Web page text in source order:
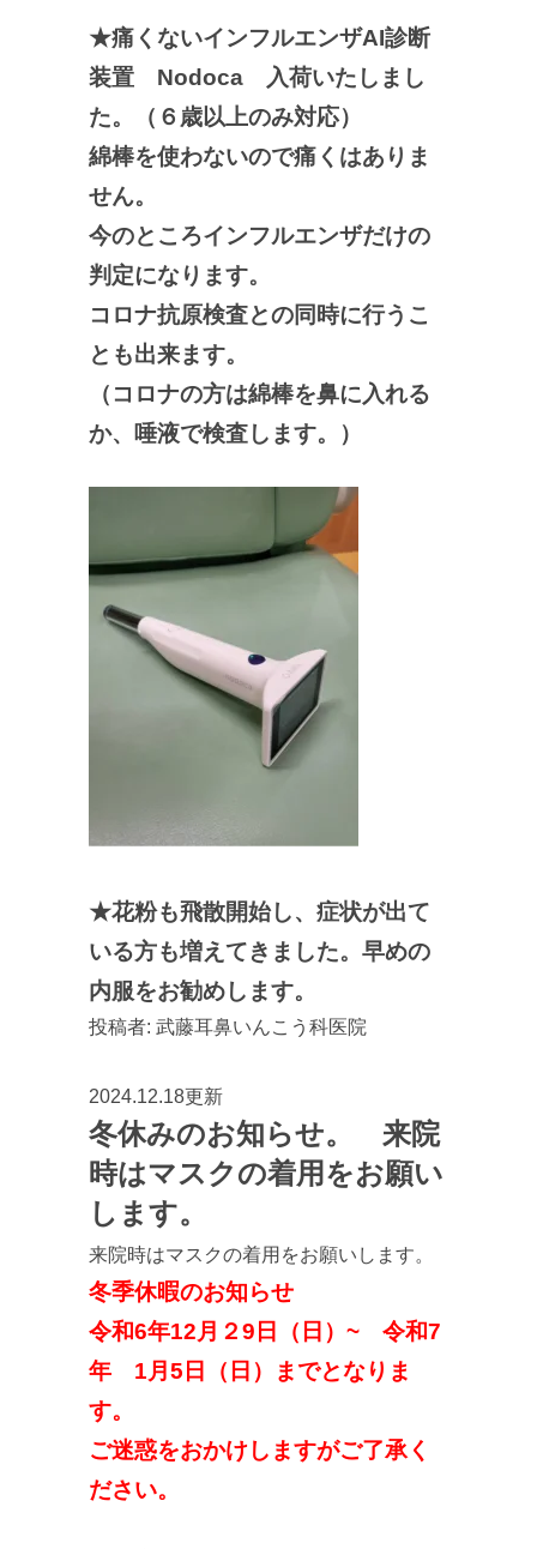
★痛くないインフルエンザAI診断
装置 Nodoca 入荷いたしまし
た。（６歳以上のみ対応）
綿棒を使わないので痛くはありま
せん。
今のところインフルエンザだけの
判定になります。
コロナ抗原検査との同時に行うこ
とも出来ます。
（コロナの方は綿棒を鼻に入れる
か、唾液で検査します。）
★花粉も飛散開始し、症状が出て
いる方も増えてきました。早めの
内服をお勧めします。
投稿者: 武藤耳鼻いんこう科医院
2024.12.18更新
冬休みのお知らせ。 来院
時はマスクの着用をお願い
します。
来院時はマスクの着用をお願いします。
冬季休暇のお知らせ
令和6年12月２9日（日）~ 令和7
年 1月5日（日）までとなりま
す。
ご迷惑をおかけしますがご了承く
ださい。